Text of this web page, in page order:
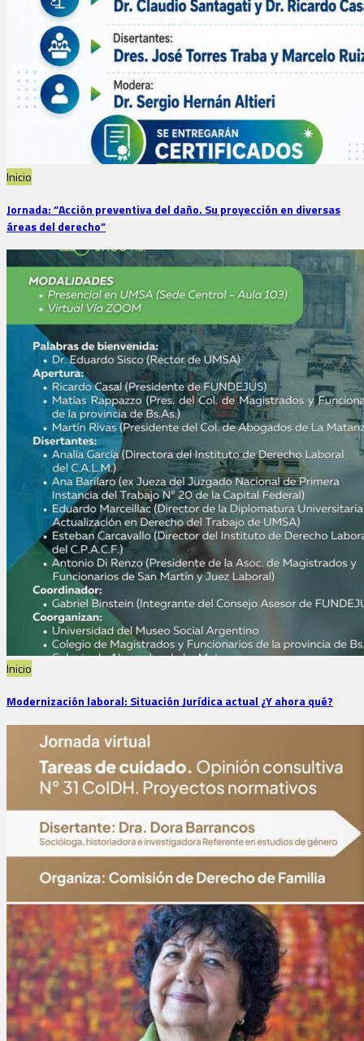
Inicio
Jornada: “Acción preventiva del daño. Su proyección en diversas
áreas del derecho”
Inicio
Modernización laboral: Situación Jurídica actual ¿Y ahora qué?